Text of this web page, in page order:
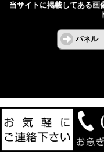
当サイトに掲載してある画
パネル